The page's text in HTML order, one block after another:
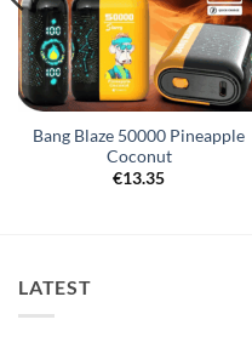
Bang Blaze 50000 Pineapple
Coconut
€13.35
LATEST